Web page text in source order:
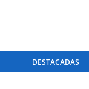
DESTACADAS